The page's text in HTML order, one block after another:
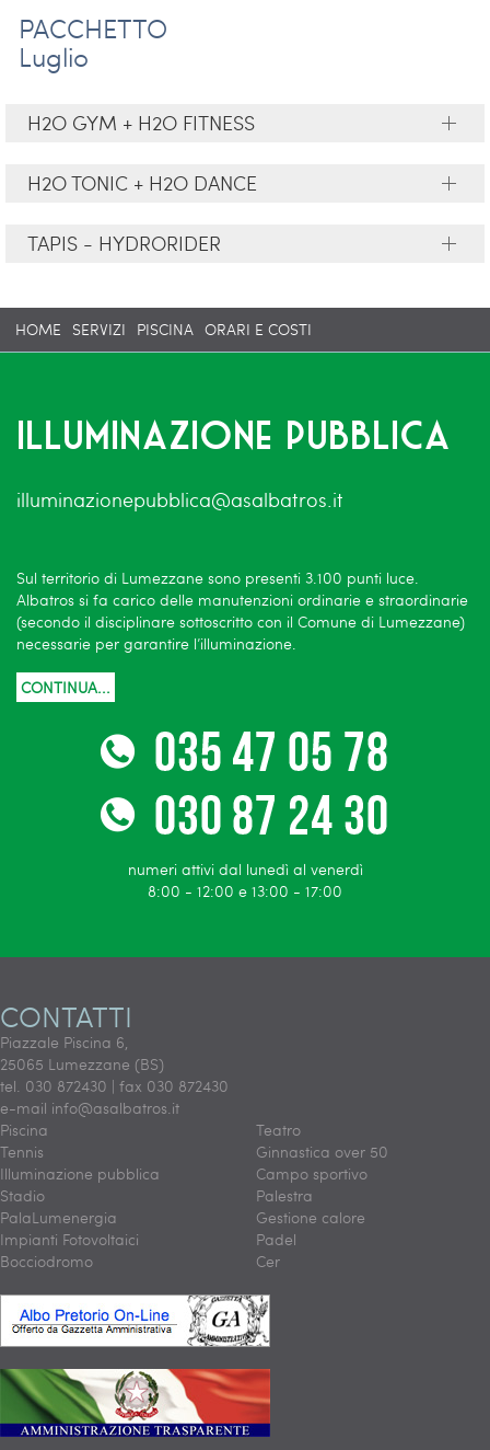
PACCHETTO
Luglio
H2O GYM + H2O FITNESS
H2O TONIC + H2O DANCE
TAPIS - HYDRORIDER
HOME SERVIZI PISCINA ORARI E COSTI
Illuminazione pubblica
illuminazionepubblica@asalbatros.it
Sul territorio di Lumezzane sono presenti 3.100 punti luce.
Albatros si fa carico delle manutenzioni ordinarie e straordinarie
(secondo il disciplinare sottoscritto con il Comune di Lumezzane)
necessarie per garantire l’illuminazione.
CONTINUA...
numeri attivi dal lunedì al venerdì
8:00 - 12:00 e 13:00 - 17:00
CONTATTI
Piazzale Piscina 6,
25065 Lumezzane (BS)
tel. 030 872430 | fax 030 872430
e-mail info@asalbatros.it
Piscina
Tennis
Illuminazione pubblica
Stadio
PalaLumenergia
Impianti Fotovoltaici
Bocciodromo
Teatro
Ginnastica over 50
Campo sportivo
Palestra
Gestione calore
Padel
Cer